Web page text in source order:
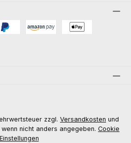
zzgl. Versandkosten und
nicht anders angegeben. Cookie
Einstellungen